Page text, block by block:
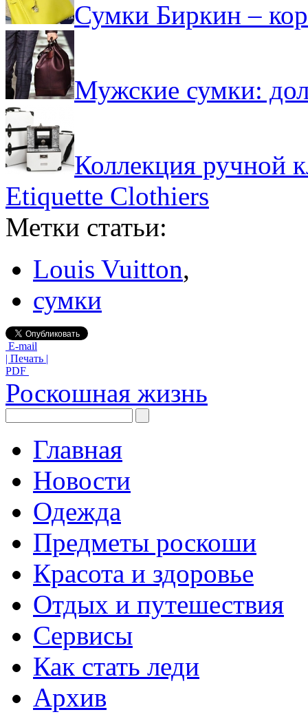
Сумки Биркин –
Мужские сумки:
Коллекция ручной
Etiquette Clothiers
Метки статьи:
Louis Vuitton,
сумки
E-mail
| Печать |
PDF
Роскошная жизнь
Главная
Новости
Одежда
Предметы роскоши
Красота и здоровье
Отдых и путешествия
Сервисы
Как стать леди
Архив